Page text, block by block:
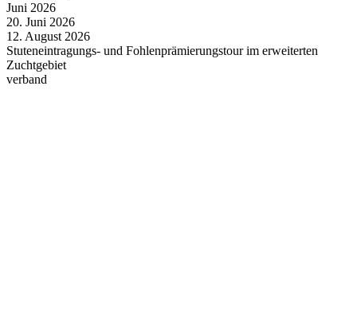
Juni 2026
20. Juni 2026
12. August 2026
Stuteneintragungs- und Fohlenprämierungstour im erweiterten
Zuchtgebiet
verband